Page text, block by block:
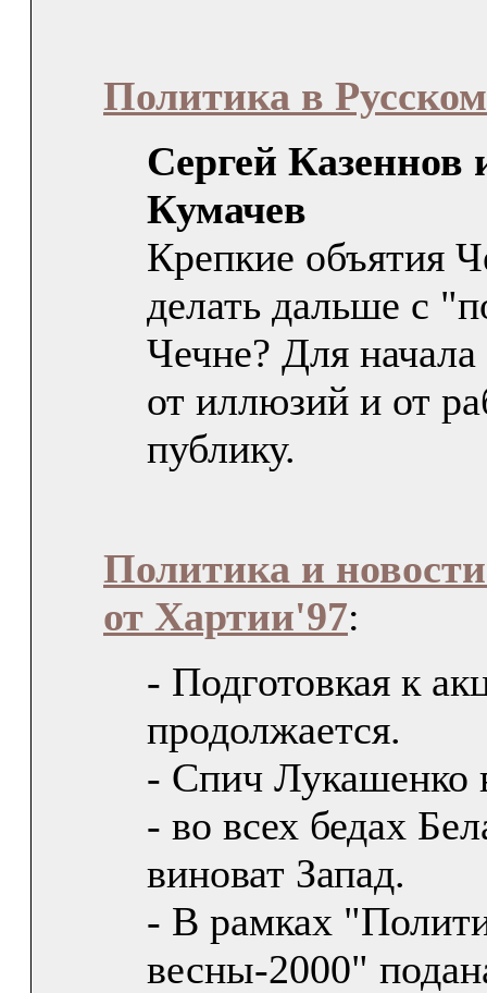
Политика в
Сергей
Кумачев
Крепкие объятия
делать дальше с
Чечне? Для начала
от иллюзий и от
публику.
Политика и
от Хартии'97:
- Подготовкая к
продолжается.
- Спич Лукашенко
- во всех бедах
виноват Запад.
- В рамках
весны-2000"